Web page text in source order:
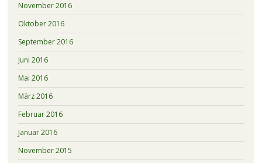
November 2016
Oktober 2016
September 2016
Juni 2016
Mai 2016
März 2016
Februar 2016
Januar 2016
November 2015